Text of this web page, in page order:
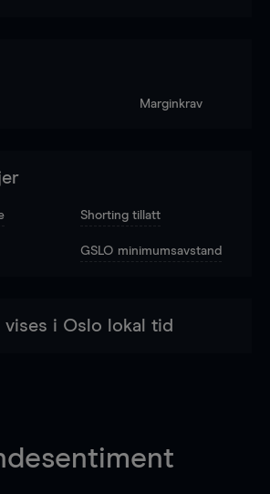
Marginkrav
Shorting tillatt
GSLO minimumsavstand
vises i Oslo lokal tid